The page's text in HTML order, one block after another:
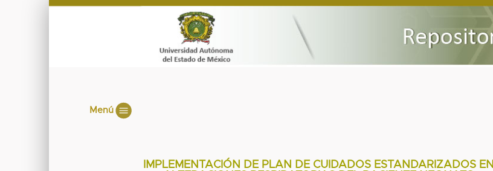
Menú
IMPLEMENTACIÓN DE PLAN DE CUIDADOS ESTANDARIZADOS EN